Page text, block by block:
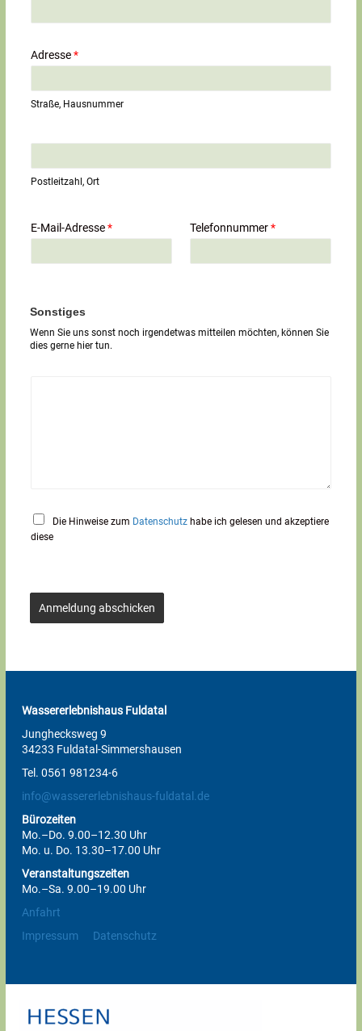
Adresse*
Straße, Hausnummer
n
i
l
g
T
x
t
Postleitzahl, Ort
E-Mail-Adresse* Telefonnummer*
Sonstiges
Wenn Sie uns sonst noch irgendetwas mitteilen möchten, können Sie
dies gerne hier tun.
Die Hinweise zum Datenschutz habe ich gelesen und akzeptiere
diese
Anmeldung abschicken
Wassererlebnishaus Fuldatal
Junghecksweg 9
34233 Fuldatal-Simmershausen
Tel. 0561 981234-6
info@wassererlebnishaus-fuldatal.de
Bürozeiten
Mo.–Do. 9.00–12.30 Uhr
Mo. u. Do. 13.30–17.00 Uhr
Veranstaltungszeiten
Mo.–Sa. 9.00–19.00 Uhr
Anfahrt
Impressum
Datenschutz